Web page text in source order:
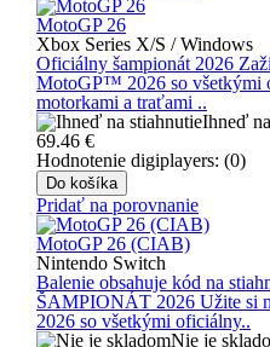
MotoGP 26
Xbox Series X/S / Windows
Oficiálny šampionát 2026
MotoGP™ 2026 so všetkými
motorkami a traťami ..
Ihneď
69.46 €
Hodnotenie digiplayers: (0)
Do košíka
Pridať na porovnanie
MotoGP 26 (CIAB)
Nintendo Switch
Balenie obsahuje kód na
ŠAMPIONÁT 2026 Užite si
2026 so všetkými oficiálny..
Nie je